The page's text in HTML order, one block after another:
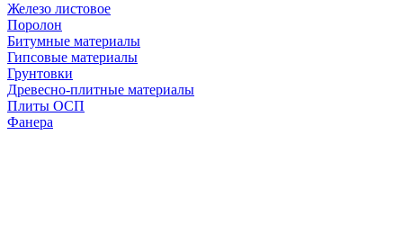
Железо листовое
Поролон
Битумные материалы
Гипсовые материалы
Грунтовки
Древесно-плитные материалы
Плиты ОСП
Фанера